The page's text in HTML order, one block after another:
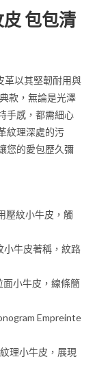
包包清
革以其堅韌耐用與
款，無論是光澤
手感，都需細心
紋理深處的污
您的愛包歷久彌
壓紋小牛皮，觸
小牛皮著稱，紋路
面小牛皮，線條簡
Empreinte
理小牛皮，展現